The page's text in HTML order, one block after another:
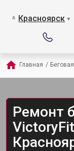
Красноярск ▼
Главная /
Ремонт